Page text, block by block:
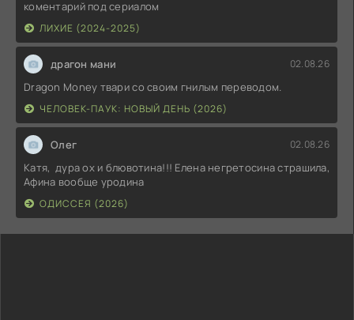
коментарий под сериалом
ЛИХИЕ (2024-2025)
драгон мани 02.08.26
Dragon Money твари со своим гнилым переводом.
ЧЕЛОВЕК-ПАУК: НОВЫЙ ДЕНЬ (2026)
Олег 02.08.26
Катя, дура ох и блювотина!!! Елена негретосина страшила,
Афина вообще уродина
ОДИССЕЯ (2026)